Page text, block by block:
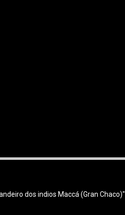
dos indios Maccá (Gran Chaco)".